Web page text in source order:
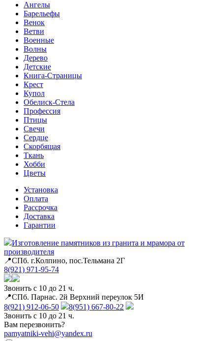
Ангелы
Барельефы
Венок
Ветви
Военные
Волны
Дерево
Детские
Книга-Страницы
Крест
Купол
Обелиск-Стела
Профессия
Птицы
Свечи
Сердце
Скорбящая
Ткань
Хобби
Цветы
Установка
Оплата
Рассрочка
Доставка
Гарантии
Изготовление памятников из гранита и мрамора от
производителя
📍СПб. г.Колпино, пос.Тельмана 2Г
8(921) 971-95-74
Звонить с 10 до 21 ч.
📍СПб. Парнас. 2й Верхний переулок 5И
8(921) 912-06-50
8(951) 667-80-22
Звонить с 10 до 21 ч.
Вам перезвонить?
pamyatniki-vehi@yandex.ru